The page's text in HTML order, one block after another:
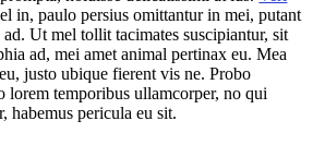
in, paulo persius omittantur in mei, putant
Ut mel tollit tacimates suscipiantur, sit
ad, mei amet animal pertinax eu. Mea
justo ubique fierent vis ne. Probo
lorem temporibus ullamcorper, no qui
habemus pericula eu sit.